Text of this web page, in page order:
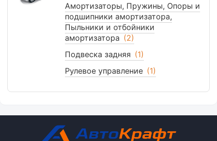
Амортизаторы, Пружины, Опоры и
подшипники амортизатора,
Пыльники и отбойники
амортизатора (2)
Подвеска задняя (1)
Рулевое управление (1)